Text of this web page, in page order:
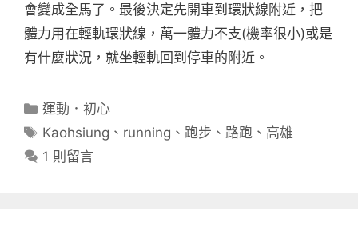
會變成全馬了。最後決定先開車到環狀線附近，把
體力用在輕軌環狀線，萬一體力不支(機率很小)或是
有什麼狀況，就坐輕軌回到停車的附近。
分
類
運動．初心
標
籤
Kaohsiung 、 running 、 跑步 、 路跑 、 高雄
1 則留言